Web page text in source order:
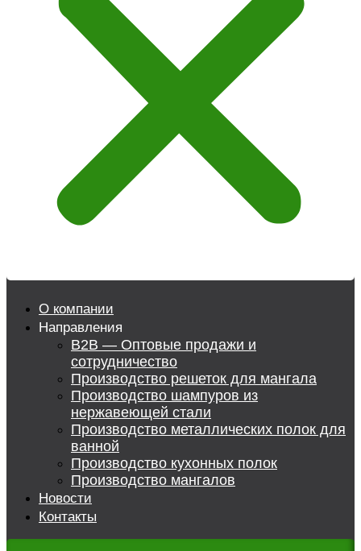
О компании
Направления
B2B — Оптовые продажи и
сотрудничество
Производство решеток для мангала
Производство шампуров из
нержавеющей стали
Производство металлических полок для
ванной
Производство кухонных полок
Производство мангалов
Новости
Контакты